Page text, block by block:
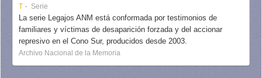
T Serie
La serie Legajos ANM está conformada por testimonios de
familiares y víctimas de desaparición forzada y del accionar
represivo en el Cono Sur, producidos desde 2003.
Archivo Nacional de la Memoria